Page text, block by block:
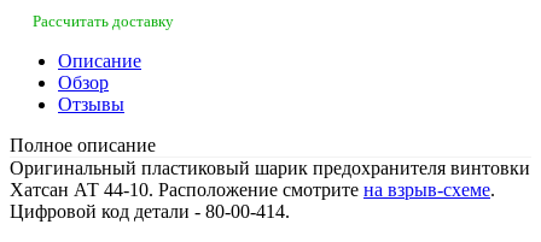
Рассчитать доставку
Описание
Обзор
Отзывы
Полное описание
Оригинальный пластиковый шарик предохранителя винтовки
Хатсан АТ 44-10. Расположение смотрите на взрыв-схеме.
Цифровой код детали - 80-00-414.